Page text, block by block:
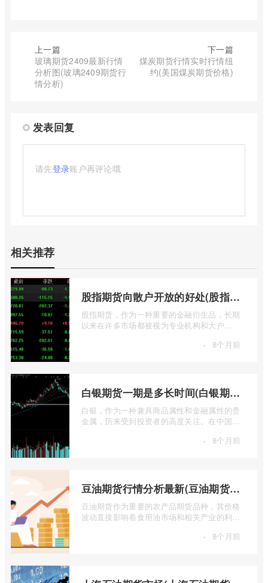
上一篇
玻璃期货2409最新行情
分析图(玻璃2409期货行
情分析)
下一篇
煤炭期货行情实时行情纽
约(美国煤炭期货价格)
发表回复
请先登录账户再评论哦
相关推荐
股指期货向散户开放的好处(股指期货对利空信息更加敏感吗)
股指期货，作为一种重要的金融衍生品，长期
以来在许多市场都被视为专业机构和大户
· 8个月前
白银期货一期是多长时间(白银期货涨幅一天最高多少)
白银，作为一种兼具商品属性和金融属性的贵
金属，历来受到投资者的高度关注。在中国市
· 8个月前
豆油期货行情分析最新(豆油期货行情实时行情)
豆油期货作为重要的农产品期货品种，其价格
波动直接影响着食用油市场和相关产业的利
· 8个月前